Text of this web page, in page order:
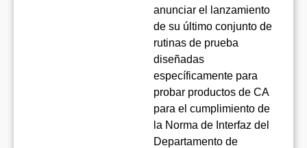
anunciar el lanzamiento
de su último conjunto de
rutinas de prueba
diseñadas
específicamente para
probar productos de CA
para el cumplimiento de
la Norma de Interfaz del
Departamento de